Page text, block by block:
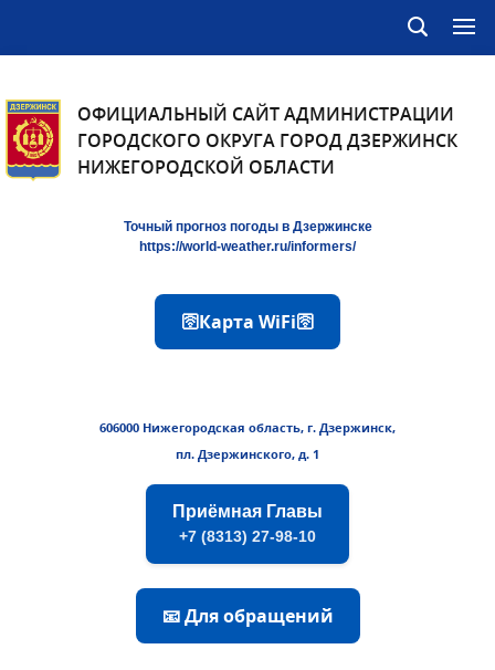
ОФИЦИАЛЬНЫЙ САЙТ АДМИНИСТРАЦИИ
ГОРОДСКОГО ОКРУГА ГОРОД ДЗЕРЖИНСК
НИЖЕГОРОДСКОЙ ОБЛАСТИ
Точный прогноз погоды в Дзержинске
https://world-weather.ru/informers/
🛜Карта WiFi🛜
606000 Нижегородская область, г. Дзержинск,
пл. Дзержинского, д. 1
Приёмная Главы
+7 (8313) 27-98-10
📧 Для обращений